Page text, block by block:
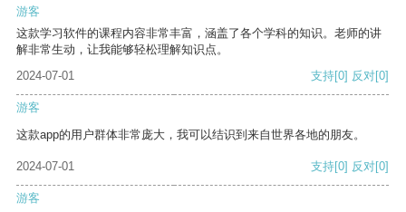
游客
这款学习软件的课程内容非常丰富，涵盖了各个学科的知识。老师的讲
解非常生动，让我能够轻松理解知识点。
2024-07-01
支持[0] 反对[0]
游客
这款app的用户群体非常庞大，我可以结识到来自世界各地的朋友。
2024-07-01 支持[0] 反对[0]
游客